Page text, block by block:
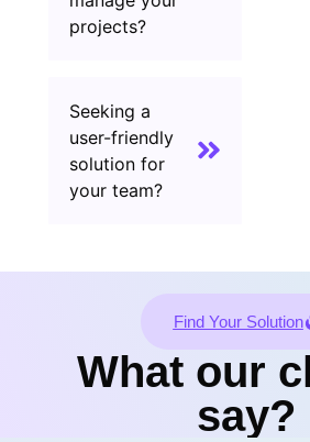
projects?
Seeking a
user-friendly
solution for
your team?
Find Your Solution
What our
say?